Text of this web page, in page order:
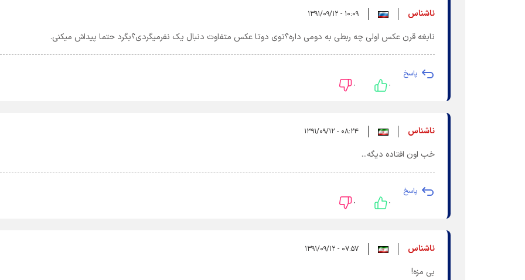
ناشناس ۱۰:۰۹ - ۱۳۹۱/۰۹/۱۲
نابغه قرن عکس اولی چه ربطی به دومی داره؟توی دوتا عکس متفاوت دنبال یک نفرمیگردی؟بگرد حتما پیداش میکنی.
پاسخ
۰ ۰
ناشناس ۰۸:۲۴ - ۱۳۹۱/۰۹/۱۲
خب اون افتاده دیگه...
پاسخ
۰ ۰
ناشناس ۰۷:۵۷ - ۱۳۹۱/۰۹/۱۲
بی مزه!